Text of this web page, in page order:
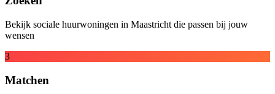
Bekijk sociale huurwoningen in Maastricht die passen bij jouw
wensen
3
Matchen